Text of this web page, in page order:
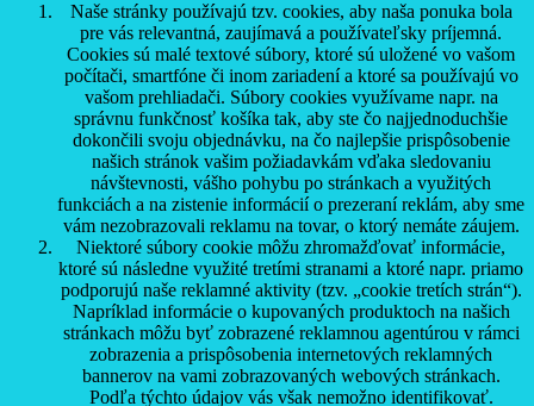
Naše stránky používajú tzv. cookies, aby naša ponuka bola
pre vás relevantná, zaujímavá a používateľsky príjemná.
Cookies sú malé textové súbory, ktoré sú uložené vo vašom
počítači, smartfóne či inom zariadení a ktoré sa používajú vo
vašom prehliadači. Súbory cookies využívame napr. na
správnu funkčnosť košíka tak, aby ste čo najjednoduchšie
dokončili svoju objednávku, na čo najlepšie prispôsobenie
našich stránok vašim požiadavkám vďaka sledovaniu
návštevnosti, vášho pohybu po stránkach a využitých
funkciách a na zistenie informácií o prezeraní reklám, aby sme
vám nezobrazovali reklamu na tovar, o ktorý nemáte záujem.
Niektoré súbory cookie môžu zhromažďovať informácie,
ktoré sú následne využité tretími stranami a ktoré napr. priamo
podporujú naše reklamné aktivity (tzv. „cookie tretích strán“).
Napríklad informácie o kupovaných produktoch na našich
stránkach môžu byť zobrazené reklamnou agentúrou v rámci
zobrazenia a prispôsobenia internetových reklamných
bannerov na vami zobrazovaných webových stránkach.
Podľa týchto údajov vás však nemožno identifikovať.